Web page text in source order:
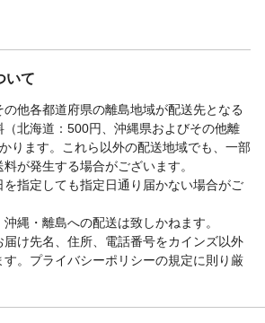
いて
他各都道府県の離島地域が配送先となる
北海道：500円、沖縄県およびその他離
ります。これら以外の配送地域でも、一部
が発生する場合がございます。
指定しても指定日通り届かない場合がご
縄・離島への配送は致しかねます。
届け先名、住所、電話番号をカインズ以外
。プライバシーポリシーの規定に則り厳